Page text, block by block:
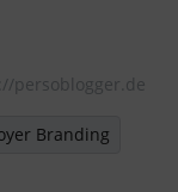
persoblogger.de
Branding